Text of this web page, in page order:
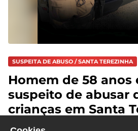
SUSPEITA DE ABUSO / SANTA TEREZINHA
Homem de 58 anos
suspeito de abusar
crianças em Santa